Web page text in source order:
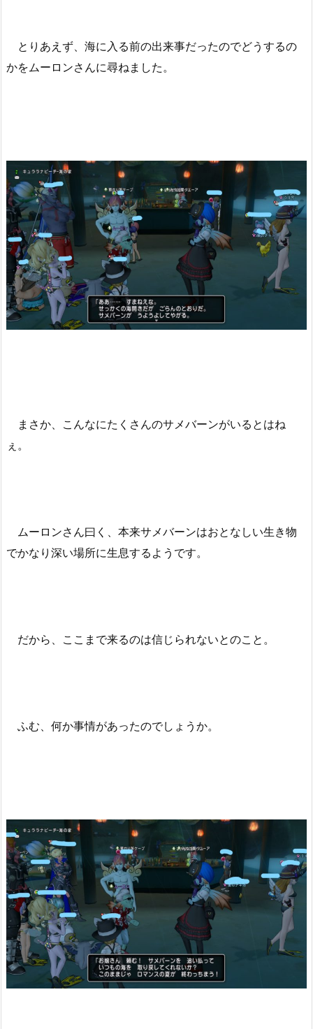
とりあえず、海に入る前の出来事だったのでどうするの
かをムーロンさんに尋ねました。
まさか、こんなにたくさんのサメバーンがいるとはね
ぇ。
ムーロンさん曰く、本来サメバーンはおとなしい生き物
でかなり深い場所に生息するようです。
だから、ここまで来るのは信じられないとのこと。
ふむ、何か事情があったのでしょうか。